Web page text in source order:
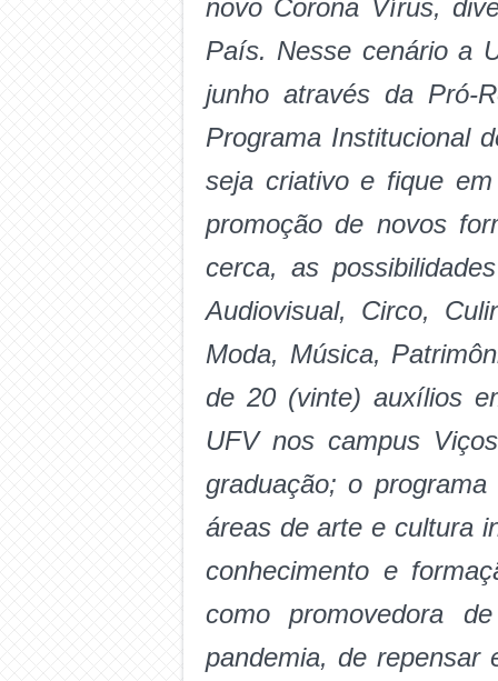
novo Corona Vírus,
País. Nesse cenário a
junho através da Pró-
Programa Institucional
seja criativo e fique
promoção de novos
cerca, as
Audiovisual, Circo,
Moda, Música,
de 20 (vinte) auxílios
UFV nos campus
graduação; o
áreas de arte e cultura
conhecimento e
como promovedora
pandemia, de repensar